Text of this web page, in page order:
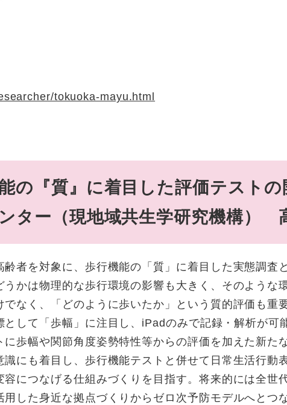
tokuoka-mayu.html
の『質』に着目した評価テストの
ター（現地域共生学研究機構）
者を対象に、歩行機能の「質」に着目した実態調査
かは物理的な歩行環境の影響も大きく、そのような
なく、「どのように歩いたか」という質的評価も重
して「歩幅」に注目し、iPadのみで記録・解析が可
歩幅や関節角度姿勢特性等からの評価を加えた新た
識にも着目し、歩行機能テストと併せて日常生活行動
につなげる仕組みづくりを目指す。将来的には全世
用した身近な拠点づくりからゼロ次予防モデルへとつ